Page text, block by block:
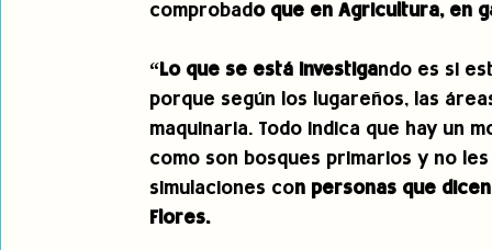
comprobado que en Agricultura, en
“Lo que se está investigando es si
porque según los lugareños, las
maquinaria. Todo indica que hay un
como son bosques primarios y no
simulaciones con personas que
Flores.